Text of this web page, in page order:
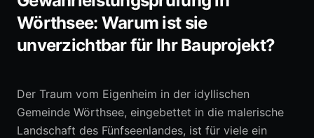
0152 05792664
Erstberatung anfragen
Wörthsee: Warum ist sie
unverzichtbar für Ihr Bauprojekt?
Der Traum vom Eigenheim in der idyllischen
Gemeinde Wörthsee, eingebettet in die malerische
Landschaft des Fünfseenlandes, ist für viele ein